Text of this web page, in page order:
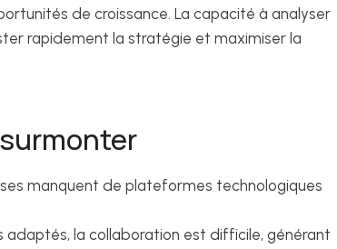
de croissance. La capacité à analyser
rapidement la stratégie et maximiser la
manquent de plateformes technologiques
adaptés, la collaboration est difficile, générant